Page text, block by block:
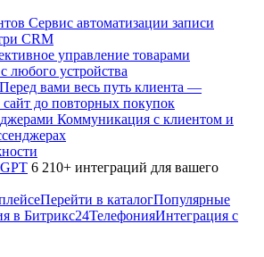
Сервис автоматизации записи
CRM
управление товарами
любого устройства
Перед вами весь путь клиента —
сайт до повторных покупок
Коммуникация с клиентом и
6 210+ интеграций для вашего
Перейти в каталогПопулярные
в Битрикс24ТелефонияИнтеграция с